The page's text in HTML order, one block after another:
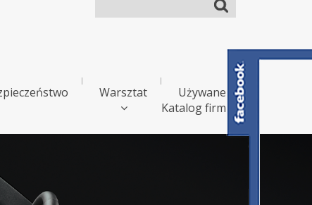
Warsztat
Używane
Katalog firm